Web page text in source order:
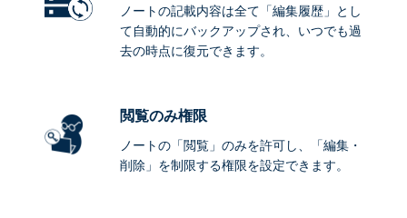
ノートの記載内容は全て「編集履歴」とし
て自動的にバックアップされ、いつでも過
去の時点に復元できます。
閲覧のみ権限
ノートの「閲覧」のみを許可し、「編集・
削除」を制限する権限を設定できます。